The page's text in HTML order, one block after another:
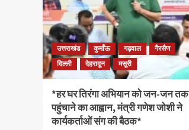
उत्तराखंड कुमाँऊ गढ़वाल
गैरसैण
दिल्ली
देहरादून मसूरी
*हर घर तिरंगा अभियान को जन-जन तक
पहुंचाने का आह्वान, मंत्री गणेश जोशी ने
कार्यकर्ताओं संग की बैठक*